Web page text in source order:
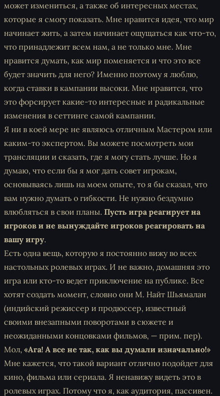
может измениться, а также об интересных местах,
которые я смогу показать. Мне нравится идея, что мир
начинает жить, а затем начинает ощущаться как что-то,
что принадлежит всем нам, а не только мне. Мне
нравится думать, как мир поменяется и что это все
будет значить для него? Именно поэтому я люблю,
когда ставки в кампании высоки. Мне нравится, что
это форсирует какие-то интересные и радикальные
изменения в сеттинге самой кампании.
Я ни в коей мере не являюсь отличным Мастером или
каким-то экспертом. Вы можете посмотреть мои
трансляции и сказать, где я могу стать лучше. Но я
думаю, что если бы я мог дать совет игрокам,
основываясь лишь на моем опыте, то я бы сказал, что
вам нужно думать о гибкости. Не нужно бездумно
влюбляться в свои планы. Пусть игра реагирует на
игроков и не вынуждайте игроков реагировать на
вашу игру.
Есть одна вещь, которую я постоянно вижу во всех
настольных ролевых играх. И не важно, домашняя это
игра или кто-то ведет приключение на публике. Все
хотят создать момент, словно они М. Найт Шьямалан
(индийский режиссер и продюссер, известный
своими внезапными поворотами в сюжете и
неожиданными концовками фильмов, — прим. пер).
Мол, «Ага! А все не так, как вы думали изначально!»
Мне кажется, что такой вариант отлично подойдет для
кино, фильма или сериала. Я ненавижу видеть это в
ролевых играх. Потому что я, как аудитория, пассивен.